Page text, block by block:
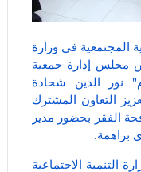
المجتمعية في وزارة
مجلس إدارة جمعية
نور الدين شحادة
التعاون المشترك
الفقر بحضور مدير
براهمة.
التنمية الاجتماعية